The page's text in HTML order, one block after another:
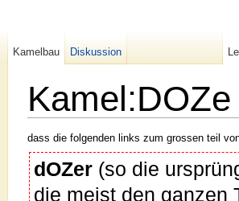
Kamel:DOZe
dass die folgenden links zum grossen teil
dOZer (so die
die meist den ganzen
Kamelbau Diskussion